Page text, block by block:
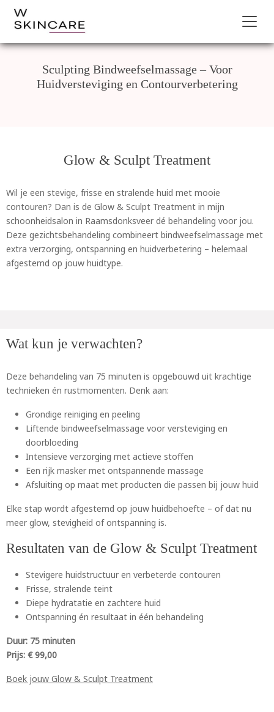
Sculpting Bindweefselmassage – Voor
Huidversteviging en Contourverbetering
Glow & Sculpt Treatment
Wil je een stevige, frisse en stralende huid met mooie
contouren? Dan is de Glow & Sculpt Treatment in mijn
schoonheidsalon in Raamsdonksveer dé behandeling voor jou.
Deze gezichtsbehandeling combineert bindweefselmassage met
extra verzorging, ontspanning en huidverbetering – helemaal
afgestemd op jouw huidtype.
Wat kun je verwachten?
Deze behandeling van 75 minuten is opgebouwd uit krachtige
technieken én rustmomenten. Denk aan:
Grondige reiniging en peeling
Liftende bindweefselmassage voor versteviging en
doorbloeding
Intensieve verzorging met actieve stoffen
Een rijk masker met ontspannende massage
Afsluiting op maat met producten die passen bij jouw huid
Elke stap wordt afgestemd op jouw huidbehoefte – of dat nu
meer glow, stevigheid of ontspanning is.
Resultaten van de Glow & Sculpt Treatment
Stevigere huidstructuur en verbeterde contouren
Frisse, stralende teint
Diepe hydratatie en zachtere huid
Ontspanning én resultaat in één behandeling
Duur: 75 minuten
Prijs: € 99,00
Boek jouw Glow & Sculpt Treatment